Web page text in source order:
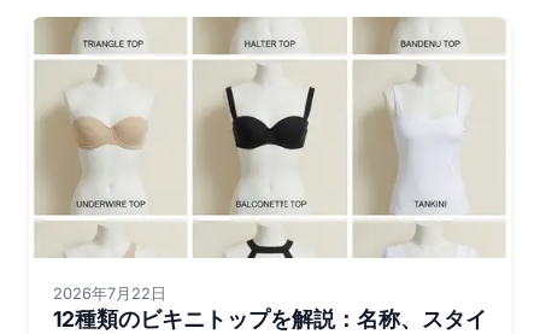
2026年7月22日
12種類のビキニトップを解説：名称、スタイ